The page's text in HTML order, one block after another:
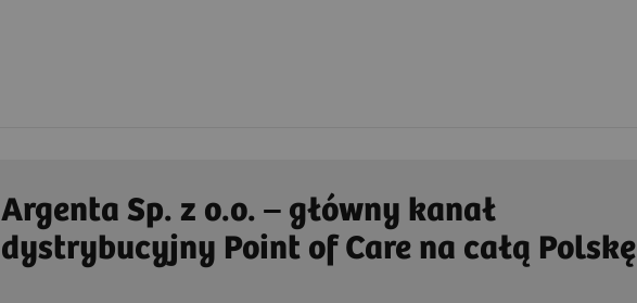
Argenta Sp. z o.o. – główny kanał
dystrybucyjny Point of Care na całą Polskę